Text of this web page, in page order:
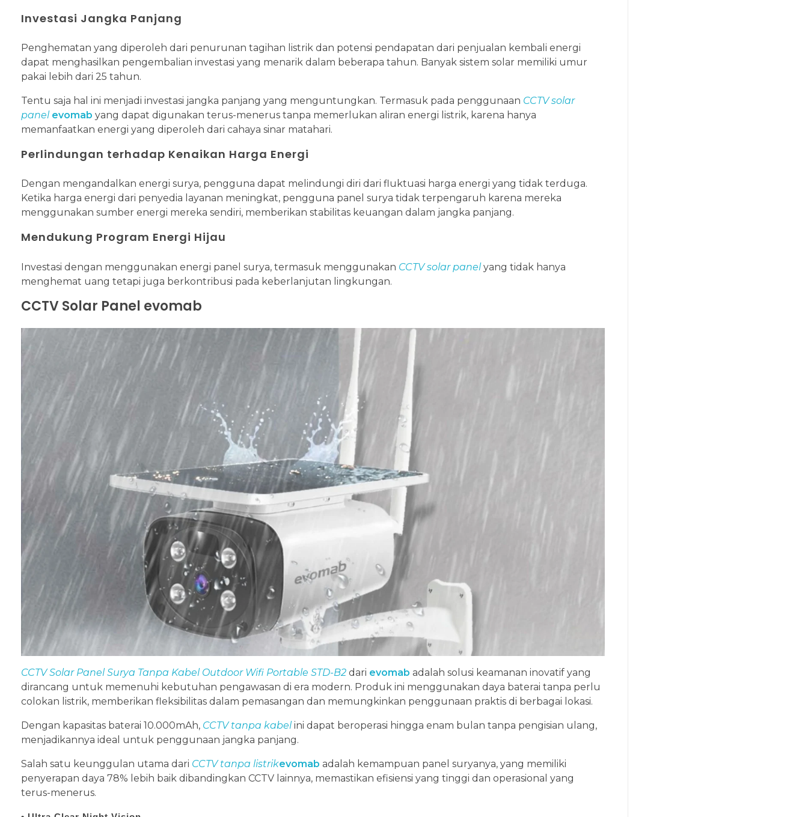
Investasi Jangka Panjang
Penghematan yang diperoleh dari penurunan tagihan listrik dan potensi pendapatan dari penjualan kembali energi
dapat menghasilkan pengembalian investasi yang menarik dalam beberapa tahun. Banyak sistem solar memiliki umur
pakai lebih dari 25 tahun.
Tentu saja hal ini menjadi investasi jangka panjang yang menguntungkan. Termasuk pada penggunaan CCTV solar
panel evomab yang dapat digunakan terus-menerus tanpa memerlukan aliran energi listrik, karena hanya
memanfaatkan energi yang diperoleh dari cahaya sinar matahari.
Perlindungan terhadap Kenaikan Harga Energi
Dengan mengandalkan energi surya, pengguna dapat melindungi diri dari fluktuasi harga energi yang tidak terduga.
Ketika harga energi dari penyedia layanan meningkat, pengguna panel surya tidak terpengaruh karena mereka
menggunakan sumber energi mereka sendiri, memberikan stabilitas keuangan dalam jangka panjang.
Mendukung Program Energi Hijau
Investasi dengan menggunakan energi panel surya, termasuk menggunakan CCTV solar panelyang tidak hanya
menghemat uang tetapi juga berkontribusi pada keberlanjutan lingkungan.
CCTV Solar Panel evomab
CCTV Solar Panel Surya Tanpa Kabel Outdoor Wifi Portable STD-B2 dari evomab adalah solusi keamanan inovatif yang
dirancang untuk memenuhi kebutuhan pengawasan di era modern. Produk ini menggunakan daya baterai tanpa perlu
colokan listrik, memberikan fleksibilitas dalam pemasangan dan memungkinkan penggunaan praktis di berbagai lokasi.
Dengan kapasitas baterai 10.000mAh, CCTV tanpa kabel ini dapat beroperasi hingga enam bulan tanpa pengisian ulang,
menjadikannya ideal untuk penggunaan jangka panjang.
Salah satu keunggulan utama dari CCTV tanpa listrikevomab adalah kemampuan panel suryanya, yang memiliki
penyerapan daya 78% lebih baik dibandingkan CCTV lainnya, memastikan efisiensi yang tinggi dan operasional yang
terus-menerus.